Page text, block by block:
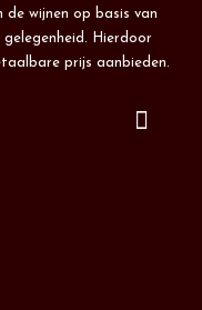
de wijnen op basis van
Hierdoor
prijs aanbieden.